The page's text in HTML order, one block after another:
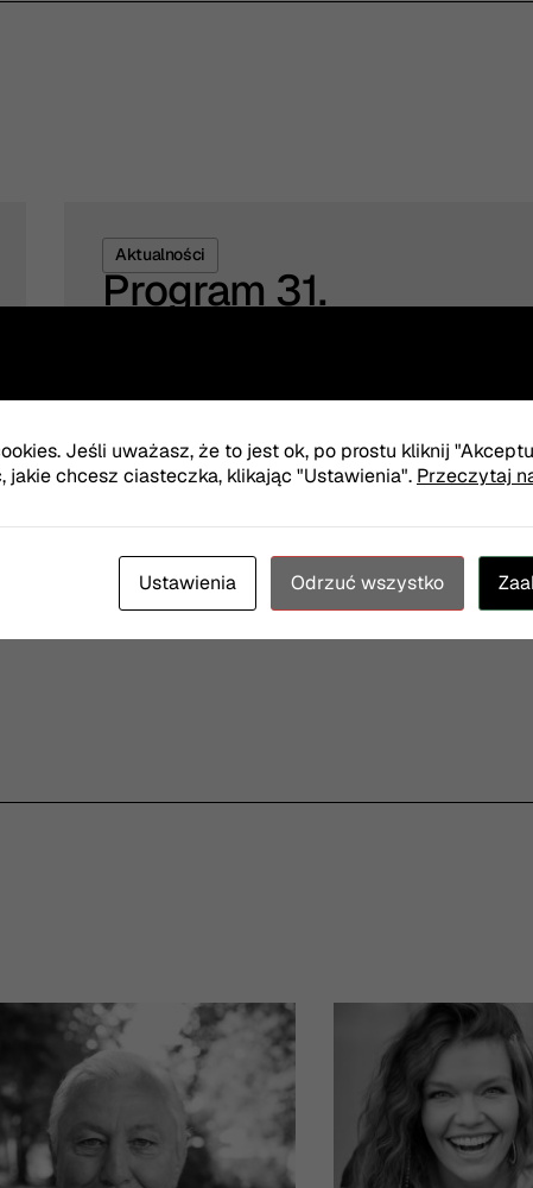
Aktualności
Program 31.
z najważniejszych wydarzeń kulturalnych
w regionie. W tym roku 31. Olsztyńskie
bloki programowe – wrześniowy i listopadowy.
Jeśli uważasz, że to jest ok, po prostu kliknij
jakie chcesz ciasteczka, klikając "Ustawienia". Przeczytaj
Ustawienia Odrzuć wszystko